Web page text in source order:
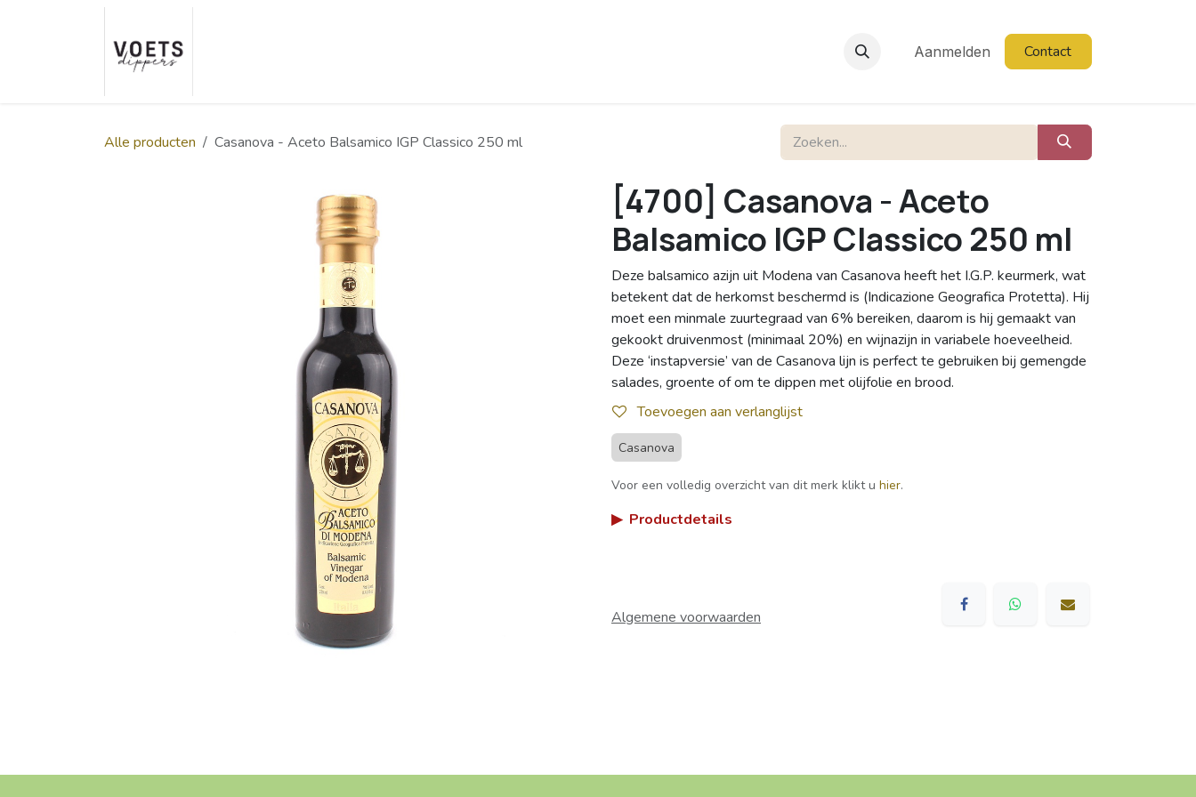
Overslaan naar inhoud
Aanmelden Contact
Alle producten Casanova - Aceto Balsamico IGP Classico 250 ml
[4700] Casanova - Aceto
Balsamico IGP Classico 250 ml
Deze balsamico azijn uit Modena van Casanova heeft het I.G.P. keurmerk, wat
betekent dat de herkomst beschermd is (Indicazione Geografica Protetta). Hij
moet een minmale zuurtegraad van 6% bereiken, daarom is hij gemaakt van
gekookt druivenmost (minimaal 20%) en wijnazijn in variabele hoeveelheid.
Deze ‘instapversie’ van de Casanova lijn is perfect te gebruiken bij gemengde
salades, groente of om te dippen met olijfolie en brood.
Toevoegen aan verlanglijst
Casanova
Voor een volledig overzicht van dit merk klikt u hier.
▶ Productdetails
Algemene voorwaarden